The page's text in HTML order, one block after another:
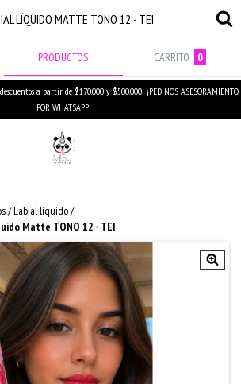
LÍQUIDO MATTE TONO 12 - TEI
PRODUCTOS CARRITO 0
a partir de $170.000 y $500.000! ¡PEDINOS ASESORAMIENTO
POR WHATSAPP!
/Labial líquido/
Matte TONO 12 - TEI